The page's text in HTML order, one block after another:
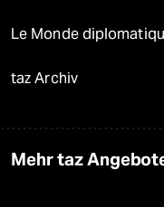
Le Monde
taz Archiv
Mehr taz